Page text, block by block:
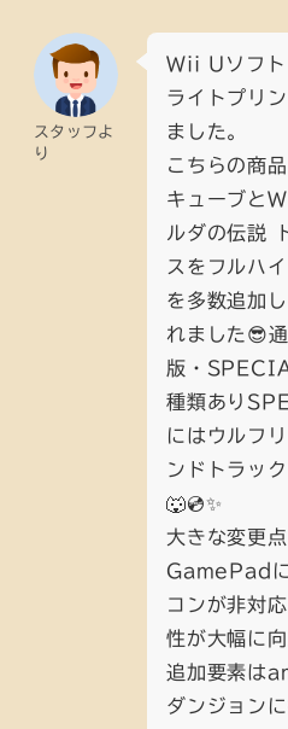
スタッフよ
り
Wii Uソフト
ライトプリ
ました。
こちらの商
キューブと
ルダの伝説
スをフルハ
を多数追加
れました😎
版・
種類あり
にはウルフ
ンドトラッ
🐺💿✨
大きな変更
GamePad
コンが非対
性が大幅に
追加要素は
ダンジョン